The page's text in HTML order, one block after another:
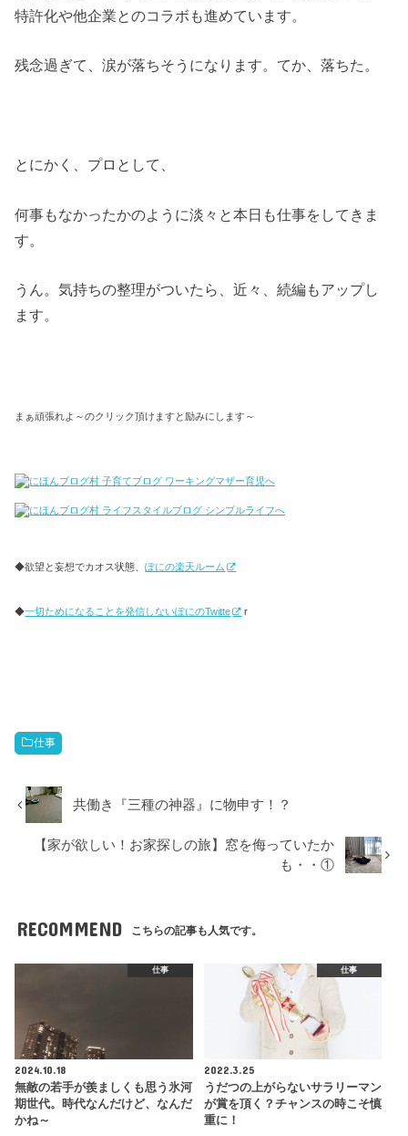
特許化や他企業とのコラボも進めています。
残念過ぎて、涙が落ちそうになります。てか、落ちた。
とにかく、プロとして、
何事もなかったかのように淡々と本日も仕事をしてきま
す。
うん。気持ちの整理がついたら、近々、続編もアップし
ます。
まぁ頑張れよ～のクリック頂けますと励みにします～
◆欲望と妄想でカオス状態、ぽにの楽天ルーム
◆一切ためになることを発信しないぽにのTwitte r
仕事
共働き『三種の神器』に物申す！？
【家が欲しい！お家探しの旅】窓を侮っていたか
も・・①
RECOMMEND こちらの記事も人気です。
仕事
2024.10.18
無敵の若手が羨ましくも思う氷河
期世代。時代なんだけど、なんだ
かね～
仕事
2022.3.25
うだつの上がらないサラリーマン
が賞を頂く？チャンスの時こそ慎
重に！